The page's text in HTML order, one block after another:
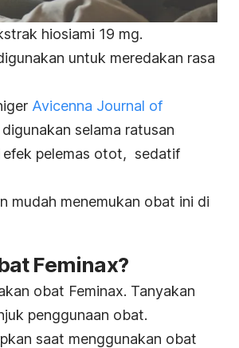
hiosiami 19 mg.
untuk meredakan rasa
Avicenna Journal of
selama ratusan
efek pelemas otot, sedatif
mudah menemukan obat ini di
Feminax?
obat Feminax. Tanyakan
penggunaan obat.
saat menggunakan obat